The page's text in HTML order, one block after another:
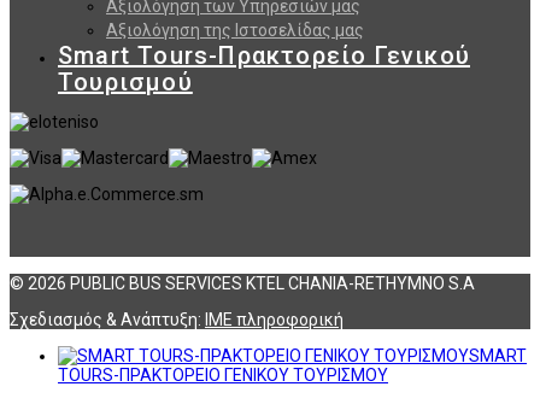
Αξιολόγηση των Υπηρεσιών μας
Αξιολόγηση της Ιστοσελίδας μας
Smart Tours-Πρακτορείο Γενικού
Τουρισμού
© 2026 PUBLIC BUS SERVICES KTEL CHANIA-RETHYMNO S.A
Σχεδιασμός & Ανάπτυξη: ΙΜΕ πληροφορική
SMART
TOURS-ΠΡΑΚΤΟΡΕΙΟ ΓΕΝΙΚΟΥ ΤΟΥΡΙΣΜΟΥ